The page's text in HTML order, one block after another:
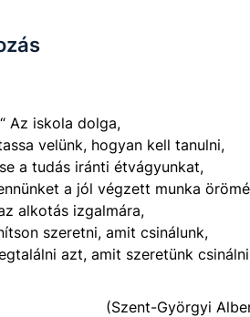
“ Az iskola dolga,
velünk, hogyan kell tanulni,
a tudás iránti étvágyunkat,
a jól végzett munka
alkotás izgalmára,
szeretni, amit csinálunk,
azt, amit szeretünk
(Szent-Györgyi